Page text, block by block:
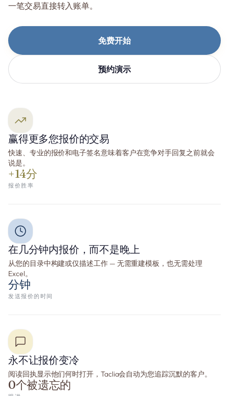
一笔交易直接转入账单。
免费开始
预约演示
赢得更多您报价的交易
快速、专业的报价和电子签名意味着客户在竞争对手回复之前就会
说是。
+14分
报价胜率
在几分钟内报价，而不是晚上
从您的目录中构建或仅描述工作 — 无需重建模板，也无需处理
Excel。
分钟
发送报价的时间
永不让报价变冷
阅读回执显示他们何时打开，Taclia会自动为您追踪沉默的客户。
0个被遗忘的